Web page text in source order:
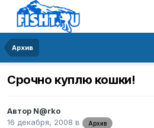
Архив
Срочно куплю кошки!
Автор N@rko
16 декабря, 2008 в Архив